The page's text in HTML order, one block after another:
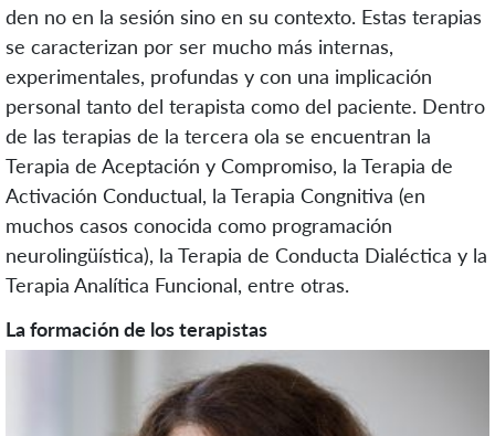
den no en la sesión sino en su contexto. Estas terapias
se caracterizan por ser mucho más internas,
experimentales, profundas y con una implicación
personal tanto del terapista como del paciente. Dentro
de las terapias de la tercera ola se encuentran la
Terapia de Aceptación y Compromiso, la Terapia de
Activación Conductual, la Terapia Congnitiva (en
muchos casos conocida como programación
neurolingüística), la Terapia de Conducta Dialéctica y la
Terapia Analítica Funcional, entre otras.
La formación de los terapistas